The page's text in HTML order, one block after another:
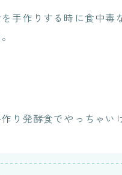
手作りする時に食中毒
り発酵食でやっちゃい